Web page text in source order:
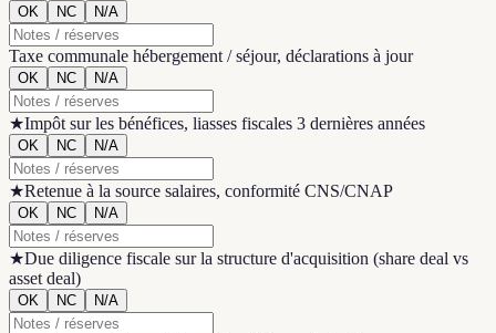
OK NC N/A
Taxe communale hébergement / séjour, déclarations à jour
OK NC N/A
★Impôt sur les bénéfices, liasses fiscales 3 dernières années
OK NC N/A
★Retenue à la source salaires, conformité CNS/CNAP
OK NC N/A
★Due diligence fiscale sur la structure d'acquisition (share deal vs
asset deal)
OK NC N/A